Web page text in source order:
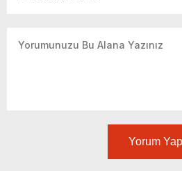
Yorum Yap